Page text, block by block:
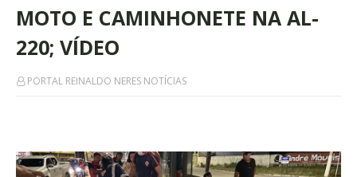
MOTO E CAMINHONETE NA AL-
220; VÍDEO
PORTAL REINALDO NERES NOTÍCIAS